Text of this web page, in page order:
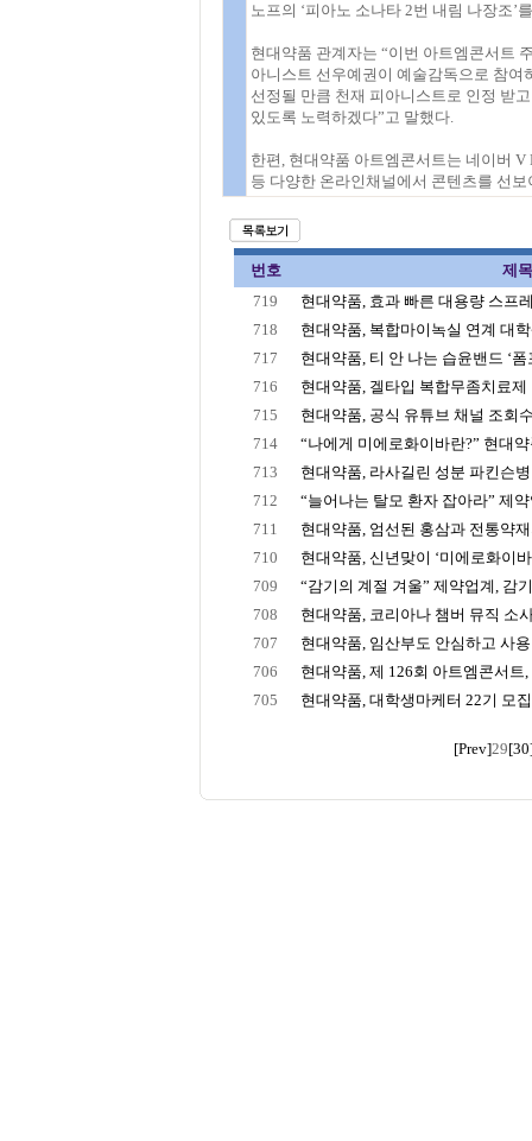
노프의 ‘피아노 소나타 2번 내림 나장조’
현대약품 관계자는 “이번 아트엠콘서트
아니스트 선우예권이 예술감독으로 참여
선정될 만큼 천재 피아니스트로 인정 받
있도록 노력하겠다”고 말했다.
한편, 현대약품 아트엠콘서트는 네이버
등 다양한 온라인채널에서 콘텐츠를 선
번호
제목
719
현대약품, 효과 빠른 대용량 스프
718
현대약품, 복합마이녹실 연계 대
717
현대약품, 티 안 나는 습윤밴드 ‘폼
716
현대약품, 겔타입 복합무좀치료제
715
현대약품, 공식 유튜브 채널 조회
714
“나에게 미에로화이바란?” 현대약
713
현대약품, 라사길린 성분 파킨슨병
712
“늘어나는 탈모 환자 잡아라” 제
711
현대약품, 엄선된 홍삼과 전통약
710
현대약품, 신년맞이 ‘미에로화이
709
“감기의 계절 겨울” 제약업계, 감
708
현대약품, 코리아나 챔버 뮤직 소
707
현대약품, 임산부도 안심하고 사
706
현대약품, 제 126회 아트엠콘서트,
705
현대약품, 대학생마케터 22기 모
[Prev]29